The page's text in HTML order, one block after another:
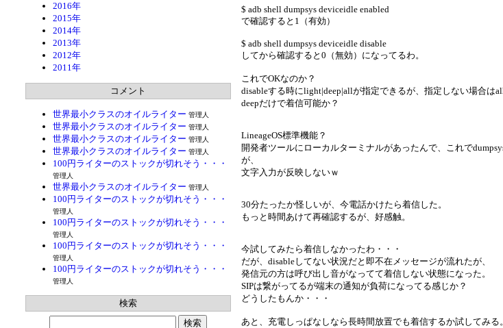
2016年
2015年
2014年
2013年
2012年
2011年
コメント
世界最小クラスのオイルライター 管理人
世界最小クラスのオイルライター 管理人
世界最小クラスのオイルライター 管理人
世界最小クラスのオイルライター 管理人
100円ライターのストックが切れそう・・・
管理人
世界最小クラスのオイルライター 管理人
100円ライターのストックが切れそう・・・
管理人
100円ライターのストックが切れそう・・・
管理人
100円ライターのストックが切れそう・・・
管理人
100円ライターのストックが切れそう・・・
管理人
検索
$ adb shell dumpsys deviceidle enabled
で確認すると1（有効）
$ adb shell dumpsys deviceidle disable
してから確認すると0（無効）になってるわ。
これでOKなのか？
disableする時にlight|deep|allが指定できるが、指定しない場合は
deepだけで着信可能か？
LineageOS標準機能？
開発者ツールにローカルターミナルがあったんで、これで
が、
文字入力が反映しないｗ
30分たったか怪しいが、今電話かけたら着信した。
もっと時間あけて再確認するが、好感触。
今試してみたら着信しなかったわ・・・
だが、disableしてない状況だと即不在メッセージが流れたが、
発信元の方は呼び出し音がなってて着信しない状態になった。
SIPは繋がってるが端末の通知が負荷になってる感じか？
どうしたもんか・・・
あと、充電しっぱなしなら長時間放置でも着信するか試してみる。